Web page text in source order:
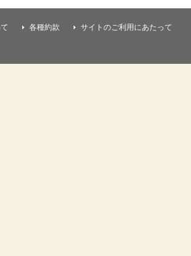
各種約款 サイトのご利用にあたって